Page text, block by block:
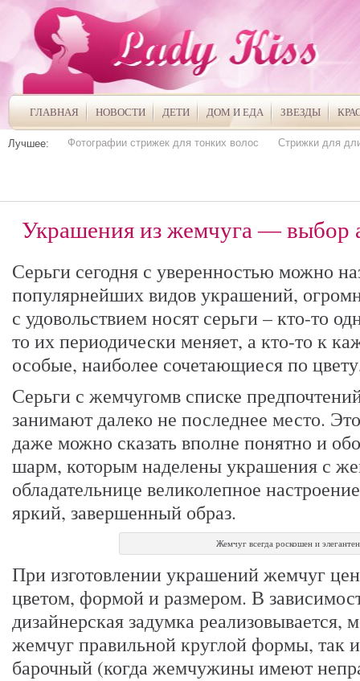
ГЛАВНАЯ НОВОСТИ ДЕТИ ДОМ И ЕДА ЗВЕЗДЫ
Лучшее: Фотографии стрижек для тонких волос Стрижки для
Украшения из жемчуга — выбор
Серьги сегодня с уверенностью можно
популярнейших видов украшений,
с удовольствием носят серьги – кто-то
то их периодически меняет, а кто-то к
особые, наиболее сочетающиеся по
Серьги с жемчугомв списке
занимают далеко не последнее место.
даже можно сказать вполне понятно и
шарм, которым наделены украшения с
обладательнице великолепное
яркий, завершенный образ.
Жемчуг всегда роскошен и элегантен
При изготовлении украшений жемчуг
цветом, формой и размером. В
дизайнерская задумка реализовывается,
жемчуг правильной круглой формы, так
барочный (когда жемчужины имеют